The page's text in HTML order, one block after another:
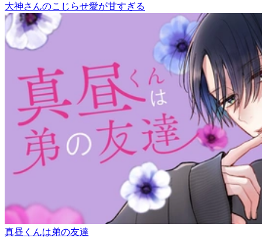
大神さんのこじらせ愛が甘すぎる
真昼くんは弟の友達